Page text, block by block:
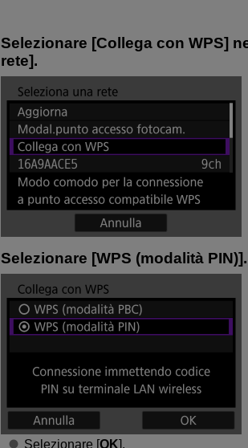
Selezionare [Collega con WPS]
rete].
Selezionare [WPS (modalità PIN)].
Selezionare [OK].